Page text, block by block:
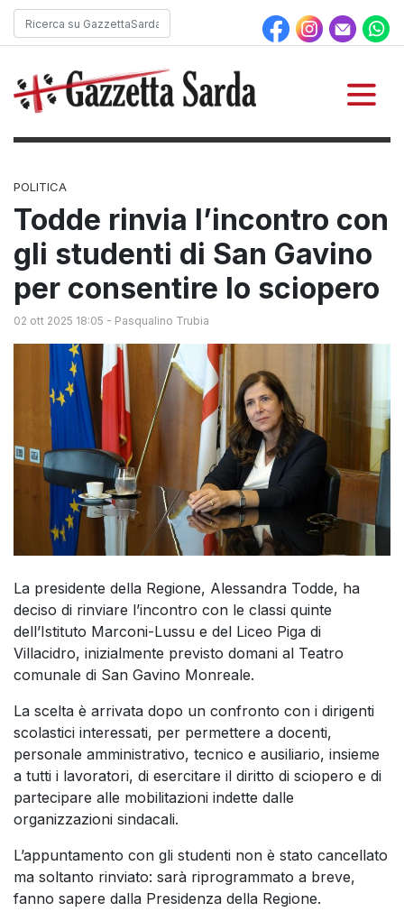
POLITICA
Todde rinvia l’incontro con
gli studenti di San Gavino
per consentire lo sciopero
02 ott 2025 18:05 - Pasqualino Trubia
La presidente della Regione, Alessandra Todde, ha
deciso di rinviare l’incontro con le classi quinte
dell’Istituto Marconi-Lussu e del Liceo Piga di
Villacidro, inizialmente previsto domani al Teatro
comunale di San Gavino Monreale.
La scelta è arrivata dopo un confronto con i dirigenti
scolastici interessati, per permettere a docenti,
personale amministrativo, tecnico e ausiliario, insieme
a tutti i lavoratori, di esercitare il diritto di sciopero e di
partecipare alle mobilitazioni indette dalle
organizzazioni sindacali.
L’appuntamento con gli studenti non è stato cancellato
ma soltanto rinviato: sarà riprogrammato a breve,
fanno sapere dalla Presidenza della Regione.